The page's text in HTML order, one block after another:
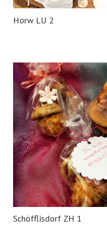
Horw LU 2
Schöfflisdorf ZH 1